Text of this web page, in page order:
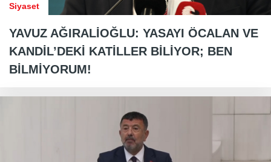
Siyaset
YAVUZ AĞIRALİOĞLU: YASAYI ÖCALAN VE
KANDİL’DEKİ KATİLLER BİLİYOR; BEN
BİLMİYORUM!